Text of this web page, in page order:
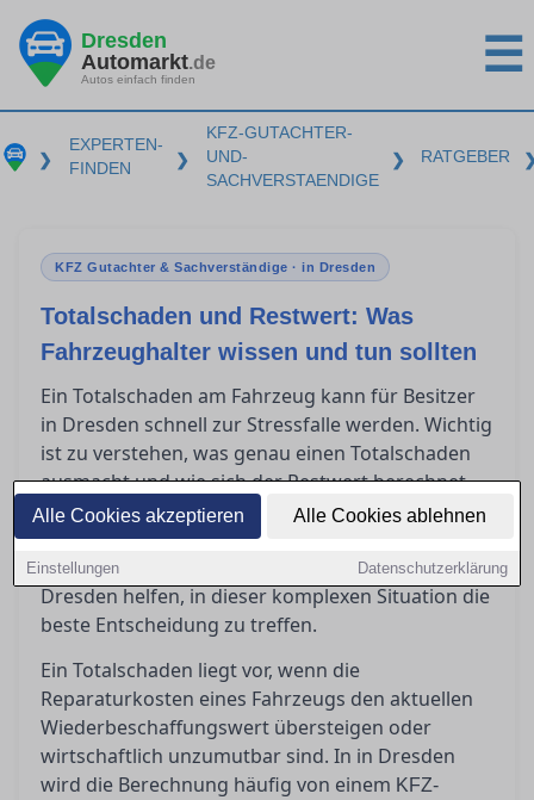
Alle Cookies akzeptieren Alle Cookies ablehnen
Einstellungen Datenschutzerklärung
Dresden
Automarkt.de
Autos einfach finden ☰
❯
EXPERTEN-
FINDEN
❯
KFZ-GUTACHTER-
UND-
SACHVERSTAENDIGE
❯ RATGEBER
KFZ Gutachter & Sachverständige · in Dresden
Totalschaden und Restwert: Was
Fahrzeughalter wissen und tun sollten
Ein Totalschaden am Fahrzeug kann für Besitzer
in Dresden schnell zur Stressfalle werden. Wichtig
ist zu verstehen, was genau einen Totalschaden
ausmacht und wie sich der Restwert berechnet.
Zudem spielen Restwertbörsen häufig eine Rolle,
bei denen man jedoch Vorsicht walten lassen
sollte. Ein erfahrener Gutachter kann Ihnen in
Dresden helfen, in dieser komplexen Situation die
beste Entscheidung zu treffen.
Ein Totalschaden liegt vor, wenn die
Reparaturkosten eines Fahrzeugs den aktuellen
Wiederbeschaffungswert übersteigen oder
wirtschaftlich unzumutbar sind. In in Dresden
wird die Berechnung häufig von einem KFZ-